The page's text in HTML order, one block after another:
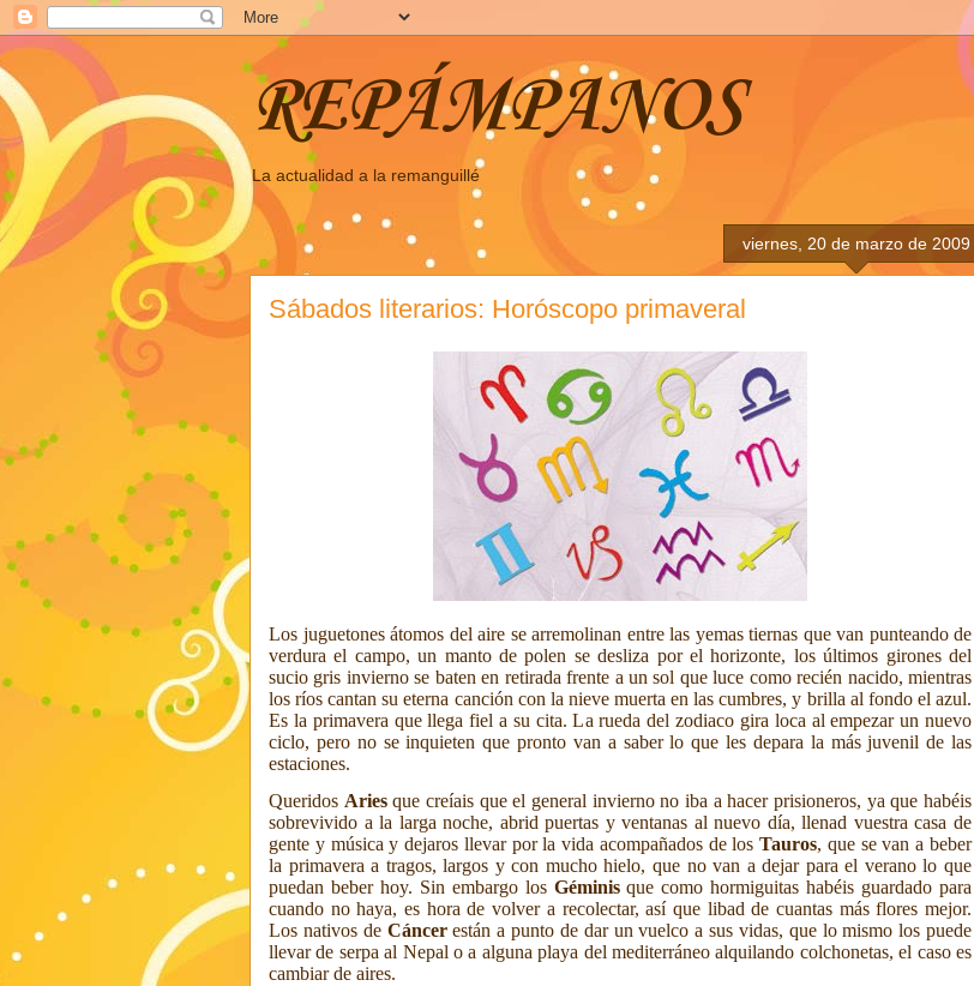
REPÁMPANOS
La actualidad a la remanguillé
viernes, 20 de marzo de 2009
Sábados literarios: Horóscopo primaveral
Los juguetones átomos del aire se arremolinan entre las yemas tiernas que van punteando de
verdura el campo, un manto de polen se desliza por el horizonte, los últimos girones del
sucio gris invierno se baten en retirada frente a un sol que luce como recién nacido, mientras
los ríos cantan su eterna canción con la nieve muerta en las cumbres, y brilla al fondo el azul.
Es la primavera que llega fiel a su cita. La rueda del zodiaco gira loca al empezar un nuevo
ciclo, pero no se inquieten que pronto van a saber lo que les depara la más juvenil de las
estaciones.
Queridos Ariesque creíais que el general invierno no iba a hacer prisioneros, ya que habéis
sobrevivido a la larga noche, abrid puertas y ventanas al nuevo día, llenad vuestra casa de
gente y música y dejaros llevar por la vida acompañados de losTauros, que se van a beber
la primavera a tragos, largos y con mucho hielo, que no van a dejar para el verano lo que
puedan beber hoy. Sin embargo los Géminisque como hormiguitas habéis guardado para
cuando no haya, es hora de volver a recolectar, así que libad de cuantas más flores mejor.
Los nativos de Cáncerestán a punto de dar un vuelco a sus vidas, que lo mismo los puede
llevar de serpa al Nepal o a alguna playa del mediterráneo alquilando colchonetas, el caso es
cambiar de aires.